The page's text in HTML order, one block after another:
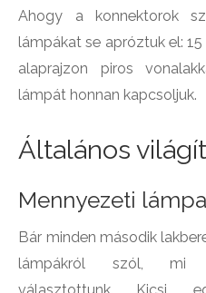
Ahogy a konnektorok
lámpákat se apróztuk el:
alaprajzon piros
lámpát honnan kapcsoljuk.
Általános
Mennyezeti lámpa
Bár minden második
lámpákról szól, mi